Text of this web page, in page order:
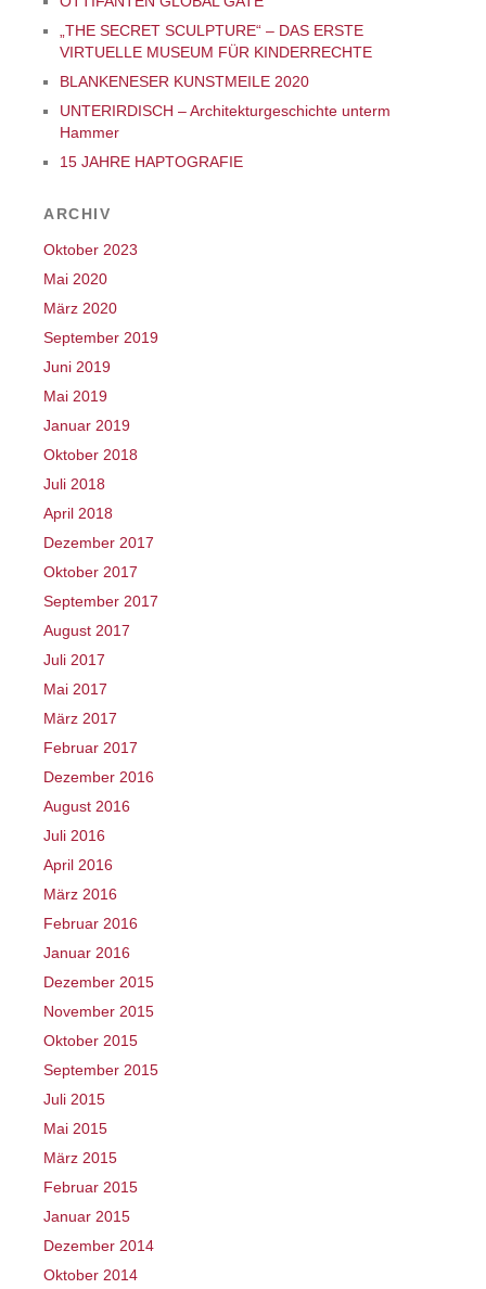
„THE SECRET SCULPTURE“ – DAS ERSTE
VIRTUELLE MUSEUM FÜR KINDERRECHTE
BLANKENESER KUNSTMEILE 2020
UNTERIRDISCH – Architekturgeschichte unterm
Hammer
15 JAHRE HAPTOGRAFIE
ARCHIV
Oktober 2023
Mai 2020
März 2020
September 2019
Juni 2019
Mai 2019
Januar 2019
Oktober 2018
Juli 2018
April 2018
Dezember 2017
Oktober 2017
September 2017
August 2017
Juli 2017
Mai 2017
März 2017
Februar 2017
Dezember 2016
August 2016
Juli 2016
April 2016
März 2016
Februar 2016
Januar 2016
Dezember 2015
November 2015
Oktober 2015
September 2015
Juli 2015
Mai 2015
März 2015
Februar 2015
Januar 2015
Dezember 2014
Oktober 2014